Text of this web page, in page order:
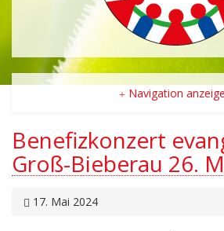
Navigation
Benefizkonzert
Groß-Bieberau 26.
17. Mai 2024